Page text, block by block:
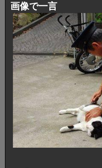
画像で一言